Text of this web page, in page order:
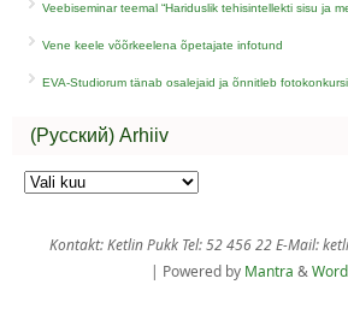
Veebiseminar teemal “Hariduslik tehisintellekti sisu ja
Vene keele võõrkeelena õpetajate infotund
EVA-Studiorum tänab osalejaid ja õnnitleb fotokonkursi
(Русский) Arhiiv
Kontakt: Ketlin Pukk Tel: 52 456 22 E-Mail:
| Powered by Mantra &